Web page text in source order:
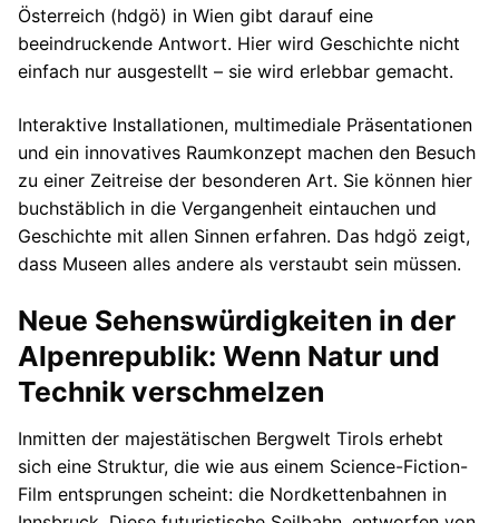
Österreich (hdgö) in Wien gibt darauf eine
beeindruckende Antwort. Hier wird Geschichte nicht
einfach nur ausgestellt – sie wird erlebbar gemacht.
Interaktive Installationen, multimediale Präsentationen
und ein innovatives Raumkonzept machen den Besuch
zu einer Zeitreise der besonderen Art. Sie können hier
buchstäblich in die Vergangenheit eintauchen und
Geschichte mit allen Sinnen erfahren. Das hdgö zeigt,
dass Museen alles andere als verstaubt sein müssen.
Neue Sehenswürdigkeiten in der
Alpenrepublik: Wenn Natur und
Technik verschmelzen
Inmitten der majestätischen Bergwelt Tirols erhebt
sich eine Struktur, die wie aus einem Science-Fiction-
Film entsprungen scheint: die Nordkettenbahnen in